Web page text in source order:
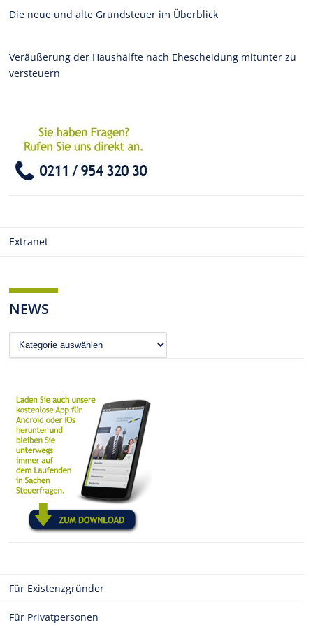
Die neue und alte Grundsteuer im Überblick
Veräußerung der Haushälfte nach Ehescheidung mitunter zu
versteuern
Extranet
NEWS
News
Für Existenzgründer
Für Privatpersonen